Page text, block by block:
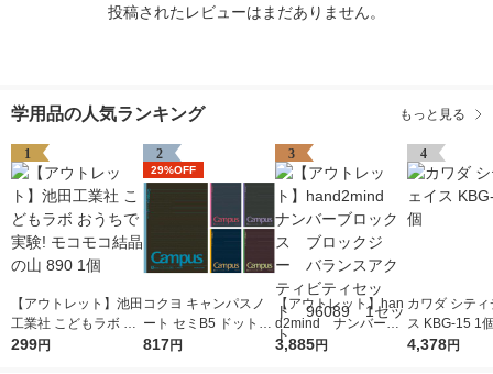
投稿されたレビューはまだありません。
学用品の人気ランキング もっと見る
1
【アウトレット】池田
工業社 こどもラボ お
うちで実験! モコモコ
299円
2
29%OFF
コクヨ キャンパスノ
ート セミB5 ドット入
り罫線・カラー表紙 A
817円
3
【アウトレット】han
d2mind ナンバーブ
ロックス ブロックジ
3,885円
4
カワダ シテ
ス KBG-15 1
4,378円